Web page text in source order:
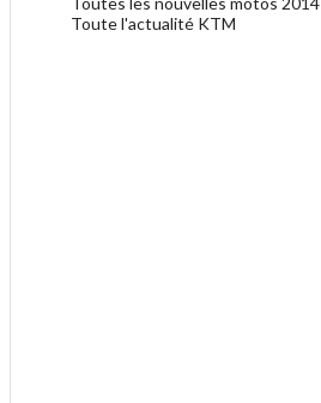
Toute l'actualité KTM